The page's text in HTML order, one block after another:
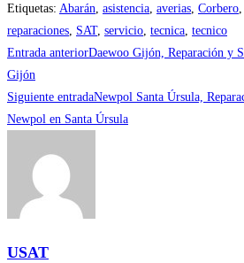
Etiquetas: Abarán, asistencia, averias, Corbero,
reparaciones, SAT, servicio, tecnica, tecnico
Leer
más
artículos
Entrada anteriorDaewoo Gijón, Reparación y
Gijón
Siguiente entradaNewpol Santa Úrsula,
Newpol en Santa Úrsula
USAT